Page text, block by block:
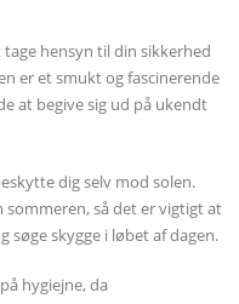
hensyn til din sikkerhed
er et smukt og fascinerende
at begive sig ud på ukendt
dig selv mod solen.
så det er vigtigt at
søge skygge i løbet af dagen.
hygiejne, da